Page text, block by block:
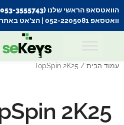
הוואטסאפ הראשי שלנו (053-3555743) בתקלה זמנית
וואטסאפ 052-2205081
| הצ’אט באתר
עמוד הבית / TopSpin 2K25
2K25